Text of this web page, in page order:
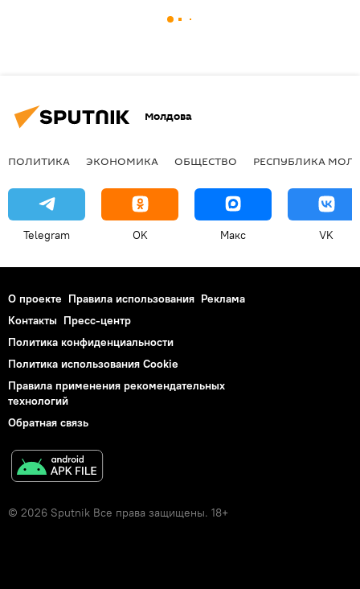
Молдова
ПОЛИТИКА ЭКОНОМИКА ОБЩЕСТВО РЕСПУБЛИКА
Telegram OK Макс VK
О проекте Правила использования Реклама
Контакты Пресс-центр
Политика конфиденциальности
Политика использования Cookie
Правила применения рекомендательных
технологий
Обратная связь
© 2026 Sputnik Все права защищены. 18+